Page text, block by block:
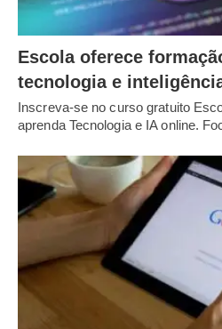
Escola oferece
tecnologia e
Inscreva-se no curso gratuito
aprenda Tecnologia e IA online.